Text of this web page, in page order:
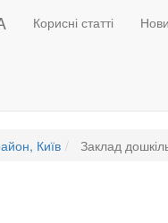
Корисні статті
Київ Заклад